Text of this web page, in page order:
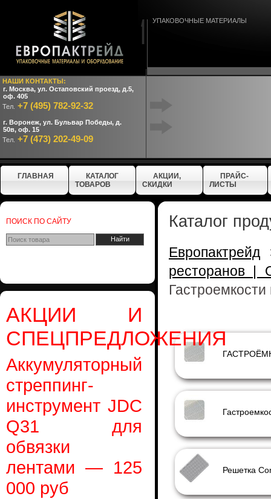
НАШИ КОНТАКТЫ:
г. Москва, ул. Остаповский проезд, д.5,
оф. 405
Тел. +7 (495) 782-92-32
г. Воронеж, ул. Бульвар Победы, д.
50в, оф. 15
Тел. +7 (473) 202-49-09
УПАКОВОЧНЫЕ МАТЕРИАЛЫ
ГЛАВНАЯ
КАТАЛОГ
ТОВАРОВ
АКЦИИ,
СКИДКИ
ПРАЙС-
ЛИСТЫ
ПОИСК ПО САЙТУ
АКЦИИ И
СПЕЦПРЕДЛОЖЕНИЯ
Аккумуляторный
стреппинг-
инструмент JDC
Q31 для
обвязки
лентами — 125
000 руб
Каталог
Европактрейд
ресторанов |